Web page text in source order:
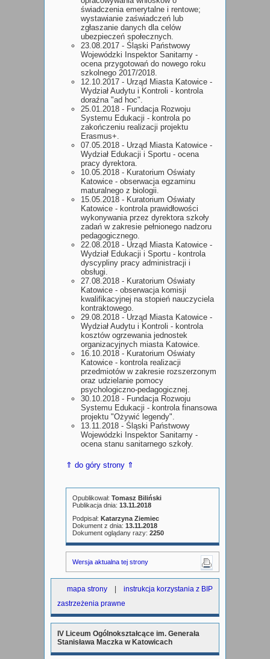
świadczenia emerytalne i rentowe;
wystawianie zaświadczeń lub
zgłaszanie danych dla celów
ubezpieczeń społecznych.
23.08.2017 - Śląski Państwowy
Wojewódzki Inspektor Sanitarny -
ocena przygotowań do nowego roku
szkolnego 2017/2018.
12.10.2017 - Urząd Miasta Katowice -
Wydział Audytu i Kontroli - kontrola
doraźna "ad hoc".
25.01.2018 - Fundacja Rozwoju
Systemu Edukacji - kontrola po
zakończeniu realizacji projektu
Erasmus+.
07.05.2018 - Urząd Miasta Katowice -
Wydział Edukacji i Sportu - ocena
pracy dyrektora.
10.05.2018 - Kuratorium Oświaty
Katowice - obserwacja egzaminu
maturalnego z biologii.
15.05.2018 - Kuratorium Oświaty
Katowice - kontrola prawidłowości
wykonywania przez dyrektora szkoły
zadań w zakresie pełnionego nadzoru
pedagogicznego.
22.08.2018 - Urząd Miasta Katowice -
Wydział Edukacji i Sportu - kontrola
dyscypliny pracy administracji i
obsługi.
27.08.2018 - Kuratorium Oświaty
Katowice - obserwacja komisji
kwalifikacyjnej na stopień nauczyciela
kontraktowego.
29.08.2018 - Urząd Miasta Katowice -
Wydział Audytu i Kontroli - kontrola
kosztów ogrzewania jednostek
organizacyjnych miasta Katowice.
16.10.2018 - Kuratorium Oświaty
Katowice - kontrola realizacji
przedmiotów w zakresie rozszerzonym
oraz udzielanie pomocy
psychologiczno-pedagogicznej.
30.10.2018 - Fundacja Rozwoju
Systemu Edukacji - kontrola finansowa
projektu "Ożywić legendy".
13.11.2018 - Śląski Państwowy
Wojewódzki Inspektor Sanitarny -
ocena stanu sanitarnego szkoły.
⇑ do góry strony ⇑
Opublikował: Tomasz Biliński
Publikacja dnia: 13.11.2018
Podpisał: Katarzyna Ziemiec
Dokument z dnia: 13.11.2018
Dokument oglądany razy: 2250
Wersja aktualna tej strony
mapa strony
instrukcja korzystania z BIP
zastrzeżenia prawne
IV Liceum Ogólnokształcące im. Generała
Stanisława Maczka w Katowicach